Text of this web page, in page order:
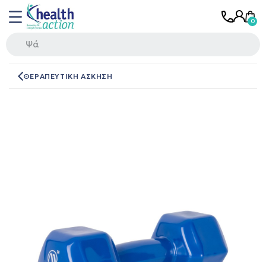
ΘΕΡΑΠΕΥΤΙΚΗ ΑΣΚΗΣΗ